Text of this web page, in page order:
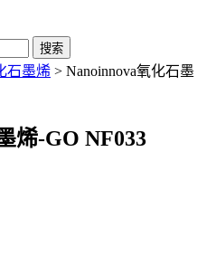
石墨烯 > Nanoinnova氧化石墨
烯-GO NF033